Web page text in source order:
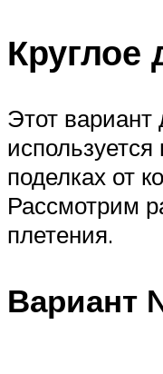
Круглое
Этот
поделках от
Рассмотрим
плетения.
Вариант